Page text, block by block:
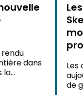
dans
la
Les
de